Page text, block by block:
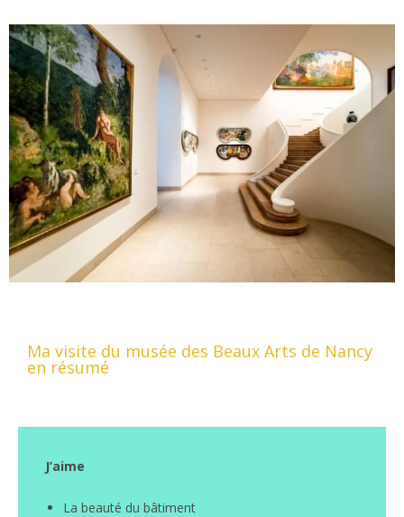
Ma visite du musée des Beaux Arts de Nancy
en résumé
J’aime
La beauté du bâtiment